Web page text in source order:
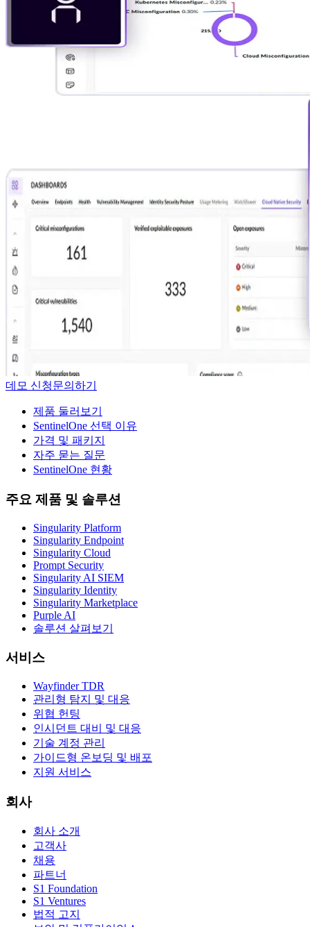
데모 신청문의하기
제품 둘러보기
SentinelOne 선택 이유
가격 및 패키지
자주 묻는 질문
SentinelOne 현황
주요 제품 및 솔루션
Singularity Platform
Singularity Endpoint
Singularity Cloud
Prompt Security
Singularity AI SIEM
Singularity Identity
Singularity Marketplace
Purple AI
솔루션 살펴보기
서비스
Wayfinder TDR
관리형 탐지 및 대응
위협 헌팅
인시던트 대비 및 대응
기술 계정 관리
가이드형 온보딩 및 배포
지원 서비스
회사
회사 소개
고객사
채용
파트너
S1 Foundation
S1 Ventures
법적 고지